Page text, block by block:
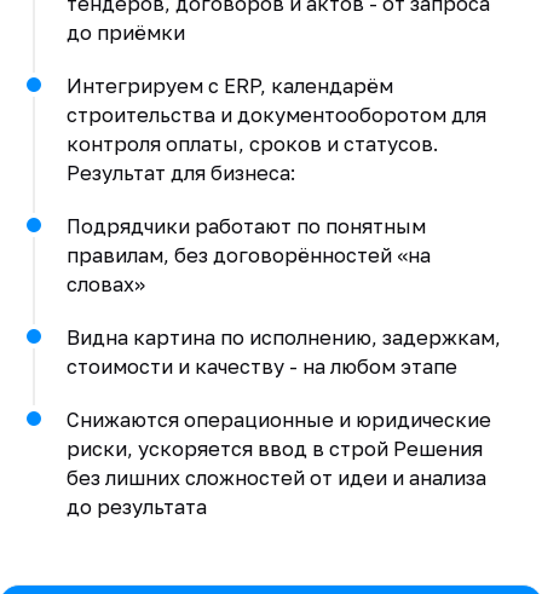
до приёмки
Интегрируем с ERP, календарём
строительства и документооборотом для
контроля оплаты, сроков и статусов.
Результат для бизнеса:
Подрядчики работают по понятным
правилам, без договорённостей «на
словах»
Видна картина по исполнению, задержкам,
стоимости и качеству - на любом этапе
Снижаются операционные и юридические
риски, ускоряется ввод в строй Решения
без лишних сложностей от идеи и анализа
до результата